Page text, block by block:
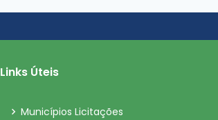
Links Úteis
Municípios Licitações